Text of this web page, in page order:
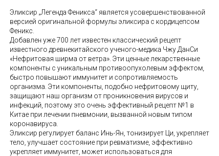
Эликсир „Легенда Феникса“ является усовершенствованной
версией оригинальной формулы эликсира с кордицепсом
Феникс.
Добавлен уже 700 лет известен классический рецепт
известного древнекитайского ученого-медика Чжу ДанСи
«Нефритовая ширма от ветра». Эти ценные лекарственные
компоненты с уникальным противоопухолевым эффектом,
быстро повышают иммунитет и сопротивляемость
организма. Эти компоненты, подобно нефритовому щиту,
защищают наш организм от проникновения вирусов и
инфекций, поэтому это очень эффективный рецепт №1 в
Китае при лечении пневмонии, вызванной новым типом
коронавируса.
Эликсир регулирует баланс Инь-Ян, тонизирует Ци, укрепляет
тело, улучшает состояние при ревматизме, эффективно
укрепляет иммунитет, может использоваться для